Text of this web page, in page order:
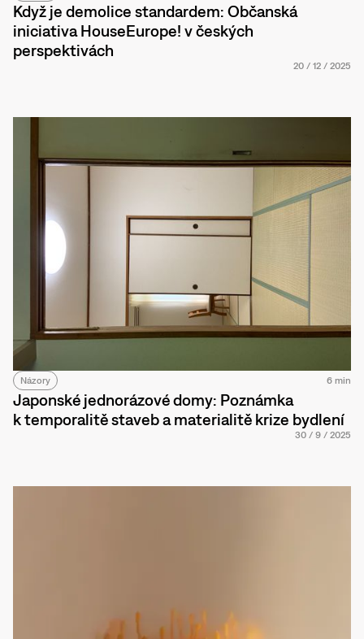
Když je demolice standardem: Občanská
iniciativa HouseEurope! v českých
perspektivách
20 / 12 / 2025
Názory 6 min
Japonské jednorázové domy: Poznámka
k temporalitě staveb a materialitě krize bydlení
30 / 9 / 2025